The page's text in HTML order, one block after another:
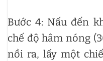
Bước 4: Nấu đến
chế độ hâm nóng
nồi ra, lấy một